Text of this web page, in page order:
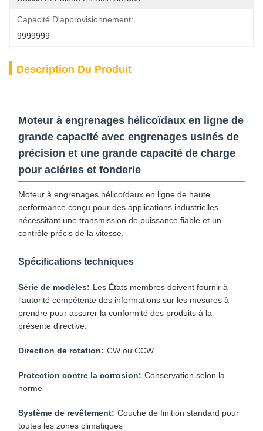
Capacité D'approvisionnement:
9999999
Description Du Produit
Moteur à engrenages hélicoïdaux en ligne de
grande capacité avec engrenages usinés de
précision et une grande capacité de charge
pour aciéries et fonderie
Moteur à engrenages hélicoïdaux en ligne de haute
performance conçu pour des applications industrielles
nécessitant une transmission de puissance fiable et un
contrôle précis de la vitesse.
Spécifications techniques
Série de modèles: Les États membres doivent fournir à
l'autorité compétente des informations sur les mesures à
prendre pour assurer la conformité des produits à la
présente directive.
Direction de rotation: CW ou CCW
Protection contre la corrosion: Conservation selon la
norme
Système de revêtement: Couche de finition standard pour
toutes les zones climatiques